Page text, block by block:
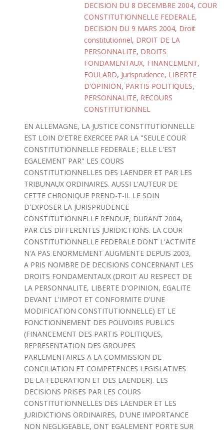
DECISION DU 8 DECEMBRE 2004, COUR
CONSTITUTIONNELLE FEDERALE,
DECISION DU 9 MARS 2004, Droit
constitutionnel, DROIT DE LA
PERSONNALITE, DROITS
FONDAMENTAUX, FINANCEMENT,
FOULARD, Jurisprudence, LIBERTE
D'OPINION, PARTIS POLITIQUES,
PERSONNALITE, RECOURS
CONSTITUTIONNEL
EN ALLEMAGNE, LA JUSTICE CONSTITUTIONNELLE
EST LOIN D'ETRE EXERCEE PAR LA "SEULE COUR
CONSTITUTIONNELLE FEDERALE ; ELLE L'EST
EGALEMENT PAR" LES COURS
CONSTITUTIONNELLES DES LAENDER ET PAR LES
TRIBUNAUX ORDINAIRES. AUSSI L'AUTEUR DE
CETTE CHRONIQUE PREND-T-IL LE SOIN
D'EXPOSER LA JURISPRUDENCE
CONSTITUTIONNELLE RENDUE, DURANT 2004,
PAR CES DIFFERENTES JURIDICTIONS. LA COUR
CONSTITUTIONNELLE FEDERALE DONT L'ACTIVITE
N'A PAS ENORMEMENT AUGMENTE DEPUIS 2003,
A PRIS NOMBRE DE DECISIONS CONCERNANT LES
DROITS FONDAMENTAUX (DROIT AU RESPECT DE
LA PERSONNALITE, LIBERTE D'OPINION, EGALITE
DEVANT L'IMPOT ET CONFORMITE D'UNE
MODIFICATION CONSTITUTIONNELLE) ET LE
FONCTIONNEMENT DES POUVOIRS PUBLICS
(FINANCEMENT DES PARTIS POLITIQUES,
REPRESENTATION DES GROUPES
PARLEMENTAIRES A LA COMMISSION DE
CONCILIATION ET COMPETENCES LEGISLATIVES
DE LA FEDERATION ET DES LAENDER). LES
DECISIONS PRISES PAR LES COURS
CONSTITUTIONNELLES DES LAENDER ET LES
JURIDICTIONS ORDINAIRES, D'UNE IMPORTANCE
NON NEGLIGEABLE, ONT EGALEMENT PORTE SUR